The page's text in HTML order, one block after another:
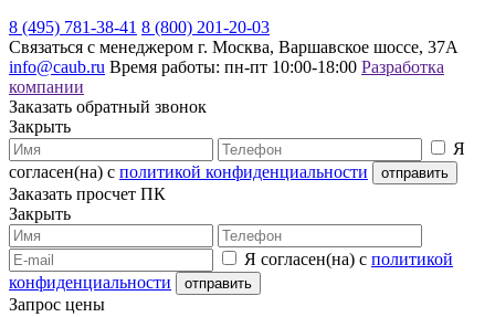
8 (495) 781-38-41 8 (800) 201-20-03
Связаться с менеджером г. Москва, Варшавское шоссе, 37А
info@caub.ru Время работы: пн-пт 10:00-18:00 Разработка
компании
Заказать обратный звонок
Закрыть
Я
согласен(на) с политикой конфиденциальности
Заказать просчет ПК
Закрыть
Я согласен(на) с политикой
конфиденциальности
Запрос цены